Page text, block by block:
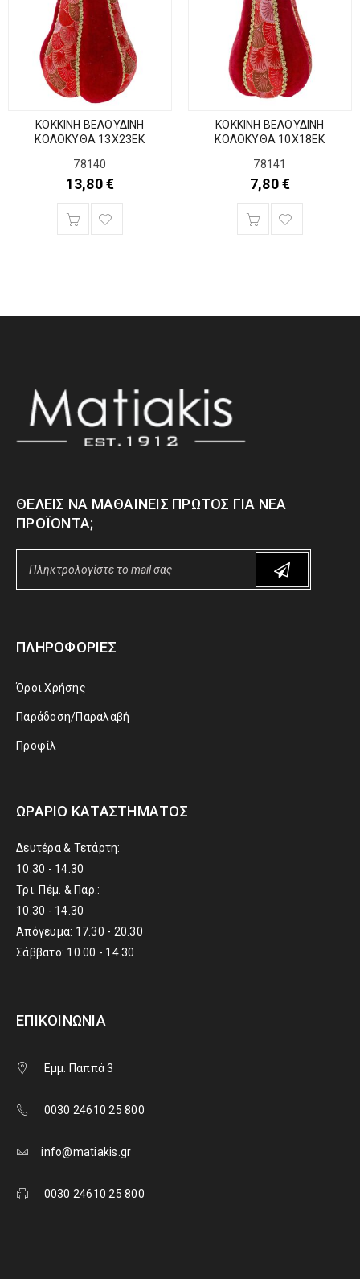
ΚΟΚΚΙΝΗ ΒΕΛΟΥΔΙΝΗ
ΚΟΛΟΚΥΘΑ 13Χ23ΕΚ
78140
13,80€
ΚΟΚΚΙΝΗ ΒΕΛΟΥΔΙΝΗ
ΚΟΛΟΚΥΘΑ 10Χ18ΕΚ
78141
7,80€
ΘΈΛΕΙΣ ΝΑ ΜΑΘΑΊΝΕΙΣ ΠΡΏΤΟΣ ΓΙΑ ΝΈΑ
ΠΡΟΪΌΝΤΑ;
ΠΛΗΡΟΦΟΡΊΕΣ
Όροι Χρήσης
Παράδοση/Παραλαβή
Προφίλ
ΩΡΆΡΙΟ ΚΑΤΑΣΤΉΜΑΤΟΣ
Δευτέρα & Τετάρτη:
10.30 - 14.30
Τρι. Πέμ. & Παρ.:
10.30 - 14.30
Απόγευμα: 17.30 - 20.30
Σάββατο: 10.00 - 14.30
ΕΠΙΚΟΙΝΩΝΊΑ
Εμμ. Παππά 3
0030 24610 25 800
info@matiakis.gr
0030 24610 25 800